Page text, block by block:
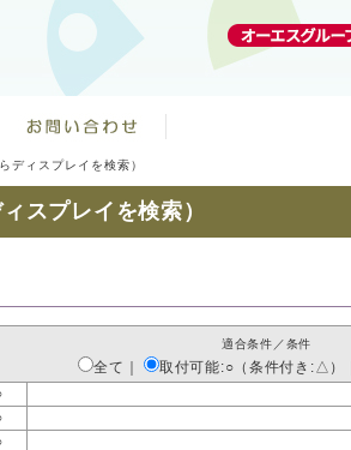
ディスプレイを検索）
スプレイを検索）
適合条件／条件
全て ｜ 取付可能:○（条件付き:△）